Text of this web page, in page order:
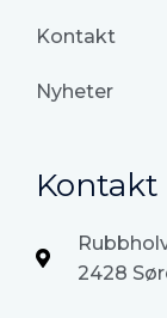
Kontakt
Nyheter
Kontakt
2428